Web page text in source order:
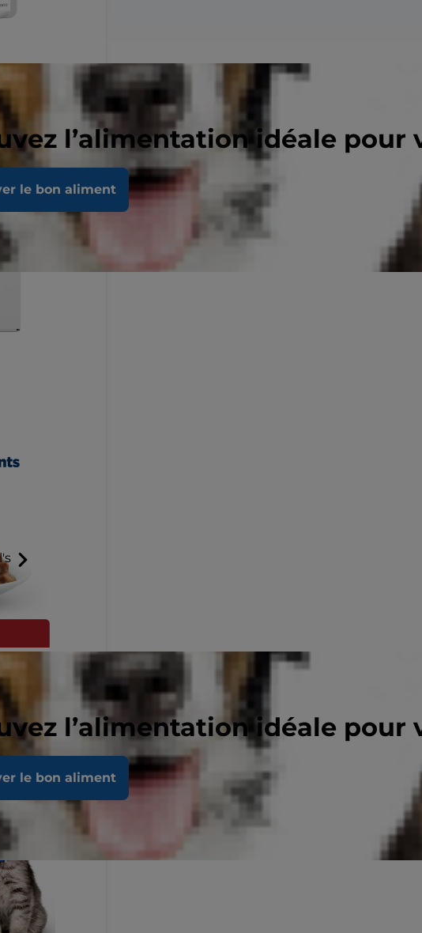
l’alimentation idéale pour
le bon aliment
l’alimentation idéale pour
le bon aliment